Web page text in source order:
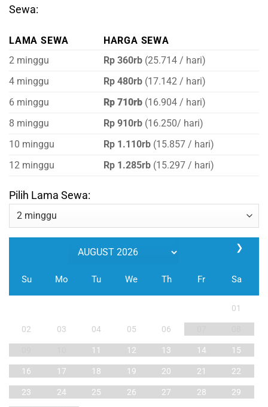
Sewa:
LAMA SEWA
HARGA SEWA
2 minggu
Rp 360rb(25.714 / hari)
4 minggu
Rp 480rb (17.142 / hari)
6 minggu
Rp 710rb (16.904 / hari)
8 minggu
Rp 910rb(16.250/ hari)
10 minggu
Rp 1.110rb(15.857 / hari)
12 minggu
Rp 1.285rb(15.297 / hari)
Pilih Lama Sewa:
❯
Su Mo Tu We Th Fr Sa
01
02 03 04 05 06
11 12 13 14 15
16 17 18 19 20 21 22
23 24 25 26 27 28 29